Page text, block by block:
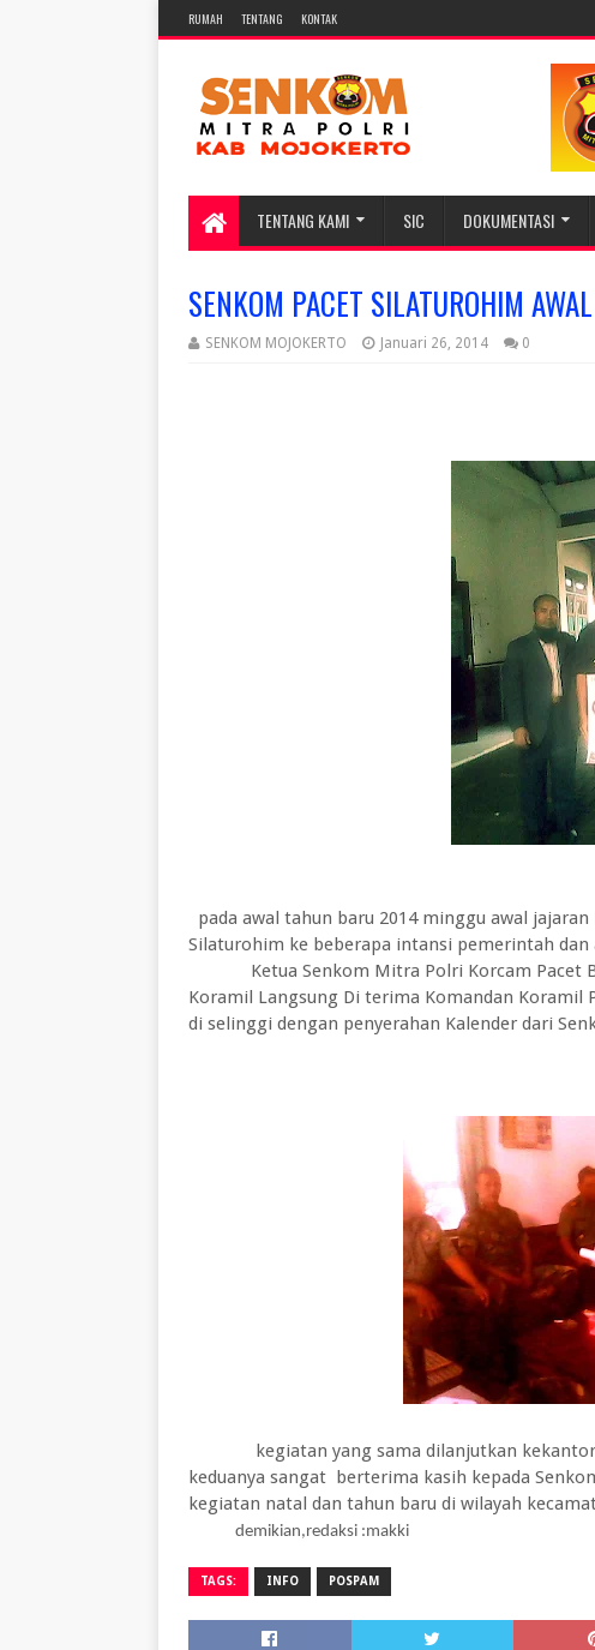
RUMAH TENTANG KONTAK
TENTANG KAMI SIC DOKUMENTASI
SENKOM PACET SILATUROHIM
SENKOM MOJOKERTO Januari 26, 2014 0
pada awal tahun baru 2014 minggu awal
Silaturohim ke beberapa intansi pemerintah
Ketua Senkom Mitra Polri Korcam
Koramil Langsung Di terima Komandan Koramil
di selinggi dengan penyerahan Kalender dari
kegiatan yang sama dilanjutkan
keduanya sangat berterima kasih kepada
kegiatan natal dan tahun baru di wilayah
demikian,redaksi :makki
TAGS: INFO POSPAM